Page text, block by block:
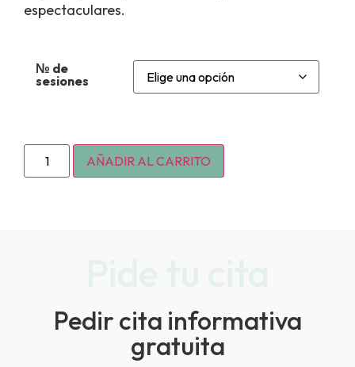
espectaculares.
№ de
sesiones
AÑADIR AL CARRITO
Pedir cita informativa
gratuita